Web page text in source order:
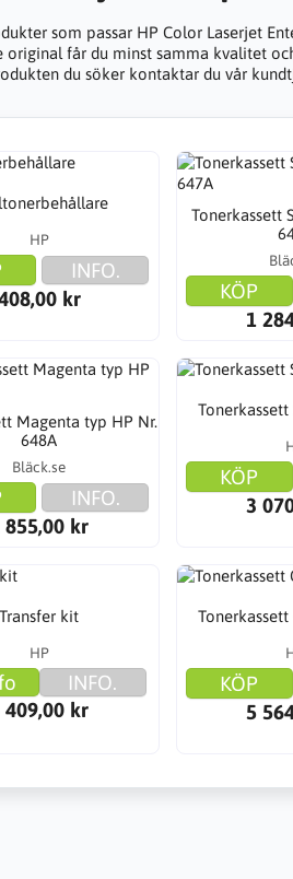
som passar HP Color Laserjet
får du minst samma kvalitet
du söker kontaktar du vår
HP
INFO.
kr
Tonerkassett
KÖP
1
Magenta typ HP Nr.
648A
Bläck.se
INFO.
855,00 kr
Tonerkassett
KÖP
3
Transfer kit
HP
INFO.
409,00 kr
Tonerkassett
KÖP
5